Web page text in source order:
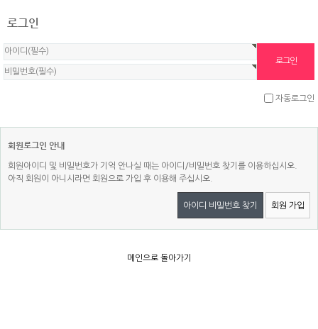
로그인
자동로그인
회원로그인 안내
회원아이디 및 비밀번호가 기억 안나실 때는 아이디/비밀번호 찾기를 이용하십시오.
아직 회원이 아니시라면 회원으로 가입 후 이용해 주십시오.
아이디 비밀번호 찾기 회원 가입
메인으로 돌아가기